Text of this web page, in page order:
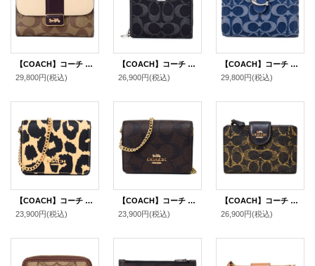
【COACH】コーチ コーティングキャンバス レザー シグネチャー グレース ミディアム ウォレット フラップ 二つ折り財布 ライトカーキチャークマルチ（日本未発売）
29,800円(税込)
【COACH】コーチ 財布 デニム レザー シグネチャー ロゴ コンパクト スナップ ウォレット 二つ折り 財布 ブラック（日本未発売）
26,900円(税込)
【COACH】コーチ 財布 デニム レザー シグネチャー タビー ロゴ コンパクト ウォレット 二つ折り財布 ディープブルーマルチ（日本未発売）
29,800円(税込)
【COACH】コーチ ポーチ レオパード ヒョウ柄 レザー アニマル プリント チェーン ロゴ ミニ ウォレット カードケース カードポーチ 定期入れ 名刺入れ ポーチ コインケース 財布 レオパードマルチ（日本未発売）
23,900円(税込)
【COACH】コーチ シグネチャー 型押し チェーン ミニ ウォレット カードケース カードポーチ 定期入れ 名刺入れ ポーチ コインケース 財布 ブラウン〔日本未発売〕
23,900円(税込)
【COACH】コーチ 財布 コーティングキャンバス レザー シグネチャー ラブド ミディアム コーナー ジップ ウォレット 二つ折り財布 ブラウン（日本未発売）
26,900円(税込)